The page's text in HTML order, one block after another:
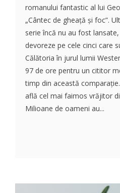
romanului fantastic al lui
„Cântec de gheață și foc”.
serie încă nu au fost
devoreze pe cele cinci care
Călătoria în jurul lumii
97 de ore pentru un cititor
timp din această
află cel mai faimos vrăjitor
Milioane de oameni au...